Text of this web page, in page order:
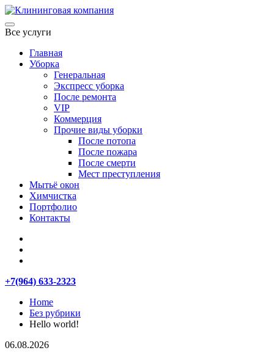
Все услуги
Главная
Уборка
Генеральная
Экспресс уборка
После ремонта
VIP
Коммерция
Прочие виды уборки
После потопа
После пожара
После смерти
Мест преступления
Мытьё окон
Химчистка
Портфолио
Контакты
+7(964) 633-2323
Home
Без рубрики
Hello world!
06.08.2026